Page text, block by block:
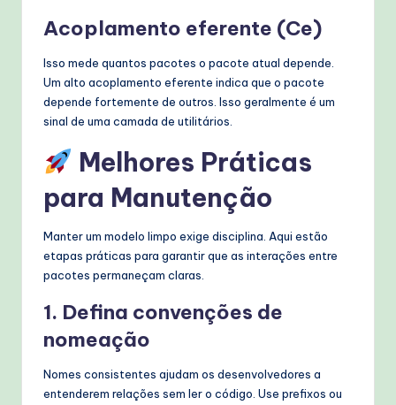
Acoplamento eferente (Ce)
Isso mede quantos pacotes o pacote atual depende.
Um alto acoplamento eferente indica que o pacote
depende fortemente de outros. Isso geralmente é um
sinal de uma camada de utilitários.
Melhores Práticas
para Manutenção
Manter um modelo limpo exige disciplina. Aqui estão
etapas práticas para garantir que as interações entre
pacotes permaneçam claras.
1. Defina convenções de
nomeação
Nomes consistentes ajudam os desenvolvedores a
entenderem relações sem ler o código. Use prefixos ou